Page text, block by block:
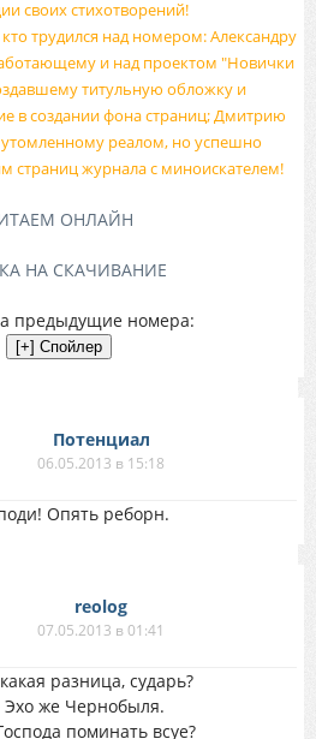
своих стихотворений!
трудился над номером: Александру
и над проектом "Новички
титульную обложку и
в создании фона страниц; Дмитрию
утомленному реалом, но успешно
журнала с миноискателем!
ОНЛАЙН
НА СКАЧИВАНИЕ
предыдущие номера:
Потенциал
06.05.2013 в 15:18
Опять реборн.
reolog
07.05.2013 в 01:41
разница, сударь?
Эхо же Чернобыля.
поминать всуе?